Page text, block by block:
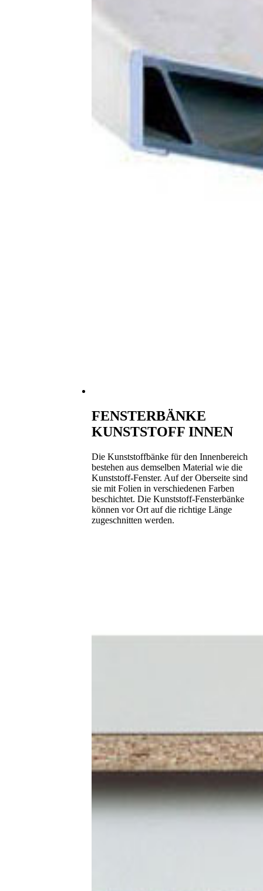
FENSTERBÄNKE
KUNSTSTOFF INNEN
Die Kunststoffbänke für den Innenbereich
bestehen aus demselben Material wie die
Kunststoff-Fenster. Auf der Oberseite sind
sie mit Folien in verschiedenen Farben
beschichtet. Die Kunststoff-Fensterbänke
können vor Ort auf die richtige Länge
zugeschnitten werden.